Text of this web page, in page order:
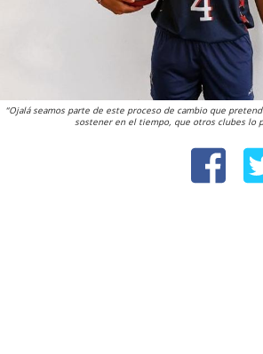
“Ojalá seamos parte de este proceso de cambio que
sostener en el tiempo, que otros clubes lo